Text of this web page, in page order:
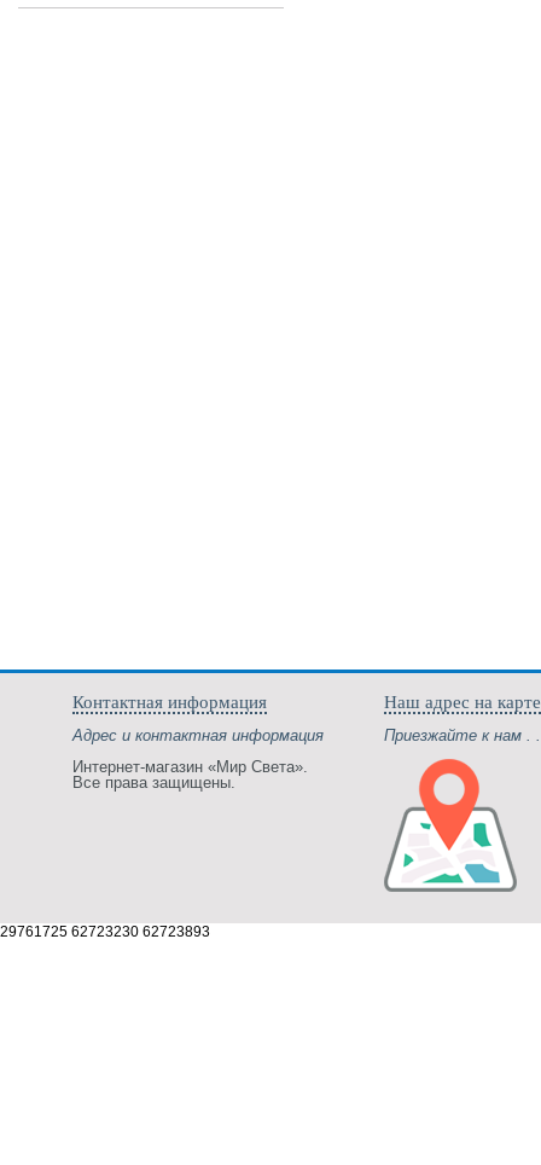
Контактная информация
Адрес и контактная информация
Интернет-магазин «Мир Света».
Все права защищены.
Наш адрес на карте
Приезжайте к нам .
29761725 62723230 62723893